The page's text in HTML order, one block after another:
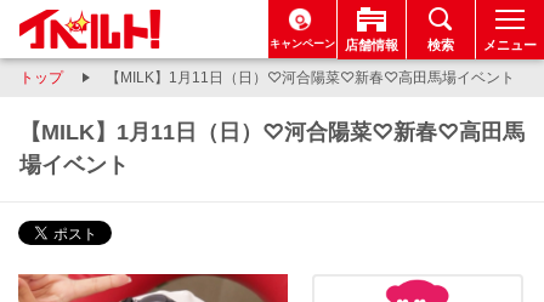
キャンペーン 店舗情報 検索 メニュー
トップ 【MILK】1月11日（日）♡河合陽菜♡新春♡高田馬場イベント
【MILK】1月11日（日）♡河合陽菜♡新春♡高田馬
場イベント